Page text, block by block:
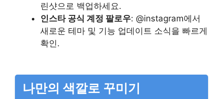
린샷으로 백업하세요.
인스타 공식 계정 팔로우: @instagram에서
새로운 테마 및 기능 업데이트 소식을 빠르게
확인.
나만의 색깔로 꾸미기